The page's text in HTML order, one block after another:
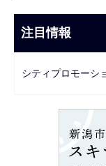
こ
ま
で
ビ
ー
注目情報
シティプロモーシ